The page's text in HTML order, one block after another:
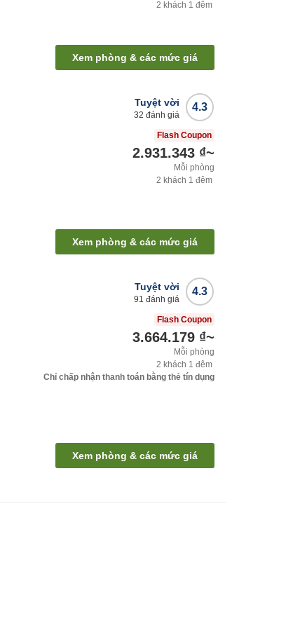
2 khách 1 đêm
Xem phòng & các mức giá
4.3
Tuyệt vời
32 đánh giá
Flash Coupon
2.931.343 ₫~
Mỗi phòng
2 khách 1 đêm
Xem phòng & các mức giá
4.3
Tuyệt vời
91 đánh giá
Flash Coupon
3.664.179 ₫~
Mỗi phòng
2 khách 1 đêm
Chỉ chấp nhận thanh toán bằng thẻ tín dụng
Xem phòng & các mức giá